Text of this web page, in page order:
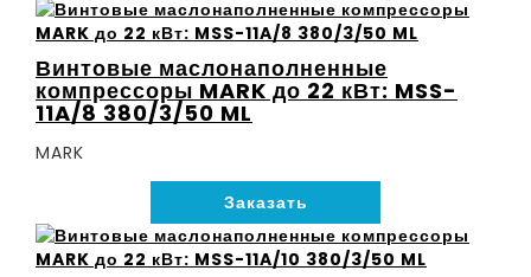
Винтовые маслонаполненные
компрессоры MARK до 22 кВт: MSS-
11A/8 380/3/50 ML
MARK
Заказать